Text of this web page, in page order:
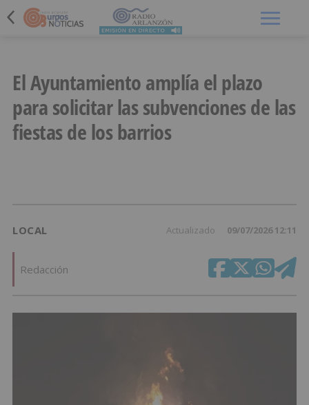
El Ayuntamiento amplía el plazo
para solicitar las subvenciones de las
fiestas de los barrios
LOCAL Actualizado 09/07/2026 12:11
Redacción